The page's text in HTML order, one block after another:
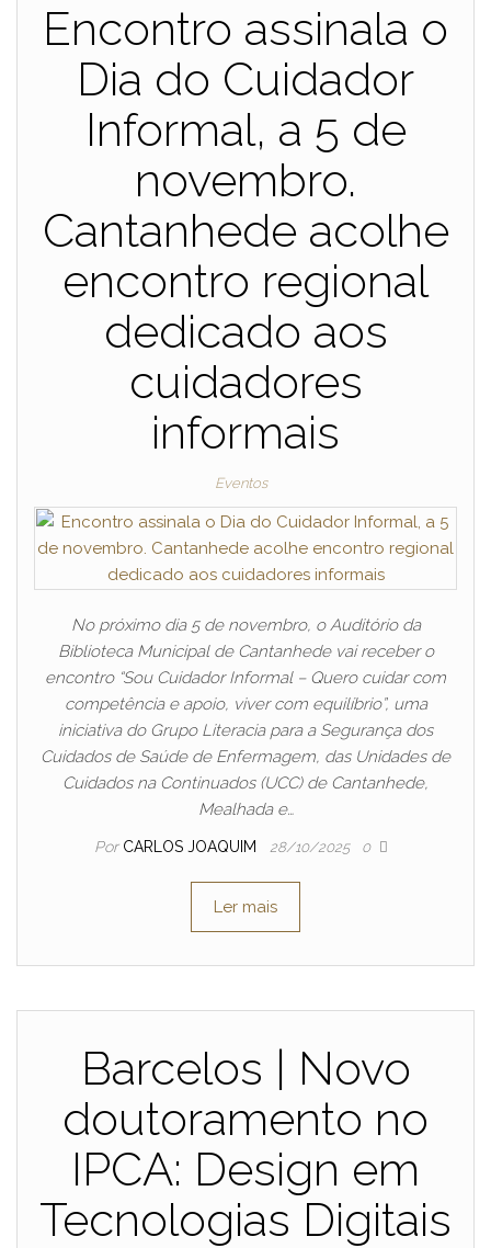
Encontro assinala o
Dia do Cuidador
Informal, a 5 de
novembro.
Cantanhede acolhe
encontro regional
dedicado aos
cuidadores
informais
Eventos
No próximo dia 5 de novembro, o Auditório da
Biblioteca Municipal de Cantanhede vai receber o
encontro “Sou Cuidador Informal – Quero cuidar com
competência e apoio, viver com equilíbrio”, uma
iniciativa do Grupo Literacia para a Segurança dos
Cuidados de Saúde de Enfermagem, das Unidades de
Cuidados na Continuados (UCC) de Cantanhede,
Mealhada e…
Por CARLOS JOAQUIM 28/10/2025 0
Ler mais
Barcelos | Novo
doutoramento no
IPCA: Design em
Tecnologias Digitais